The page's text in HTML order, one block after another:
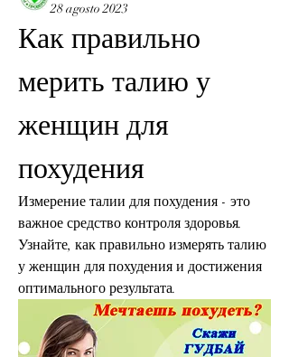
28 agosto 2023
Как правильно
мерить талию у
женщин для
похудения
Измерение талии для похудения - это
важное средство контроля здоровья.
Узнайте, как правильно измерять талию
у женщин для похудения и достижения
оптимального результата.